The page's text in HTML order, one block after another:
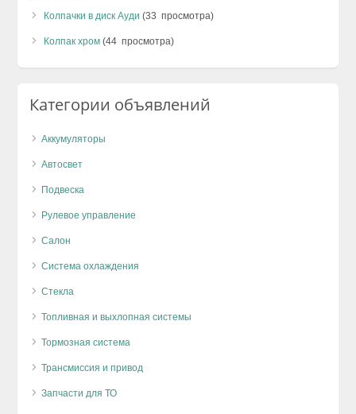
Колпачки в диск Ауди (33 просмотра)
Колпак хром (44 просмотра)
Категории объявлений
Аккумуляторы
Автосвет
Подвеска
Рулевое управление
Салон
Система охлаждения
Стекла
Топливная и выхлопная системы
Тормозная система
Трансмиссия и привод
Запчасти для ТО